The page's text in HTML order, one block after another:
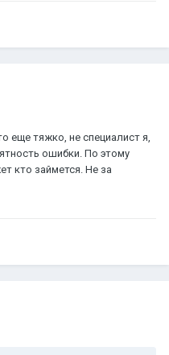
еще тяжко, не специалист я,
ошибки. По этому
кто займется. Не за